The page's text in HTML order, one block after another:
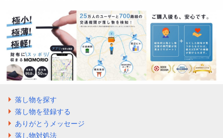
落し物を探す
落し物を登録する
ありがとうメッセージ
落し物対処法